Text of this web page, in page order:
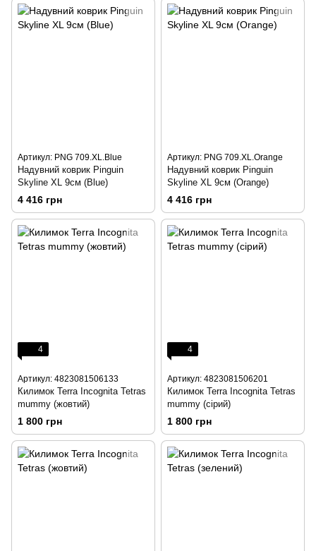
Артикул: PNG 709.XL.Blue
Надувний коврик Pinguin
Skyline XL 9см (Blue)
4 416 грн
Артикул: PNG 709.XL.Orange
Надувний коврик Pinguin
Skyline XL 9см (Orange)
4 416 грн
4
Артикул: 4823081506133
Килимок Terra Incognita Tetras
mummy (жовтий)
1 800 грн
4
Артикул: 4823081506201
Килимок Terra Incognita Tetras
mummy (сірий)
1 800 грн